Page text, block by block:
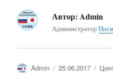
Автор: Admin
Администратор
Автор
Admin Опубликовано
25.06.2017